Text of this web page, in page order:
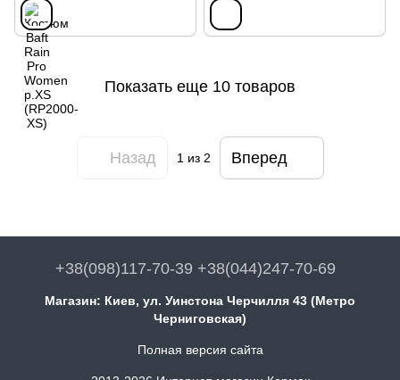
Показать еще 10 товаров
Назад 1 из 2 Вперед
+38(098)117-70-39 +38(044)247-70-69
Магазин: Киев, ул. Уинстона Черчилля 43 (Метро
Черниговская)
Полная версия сайта